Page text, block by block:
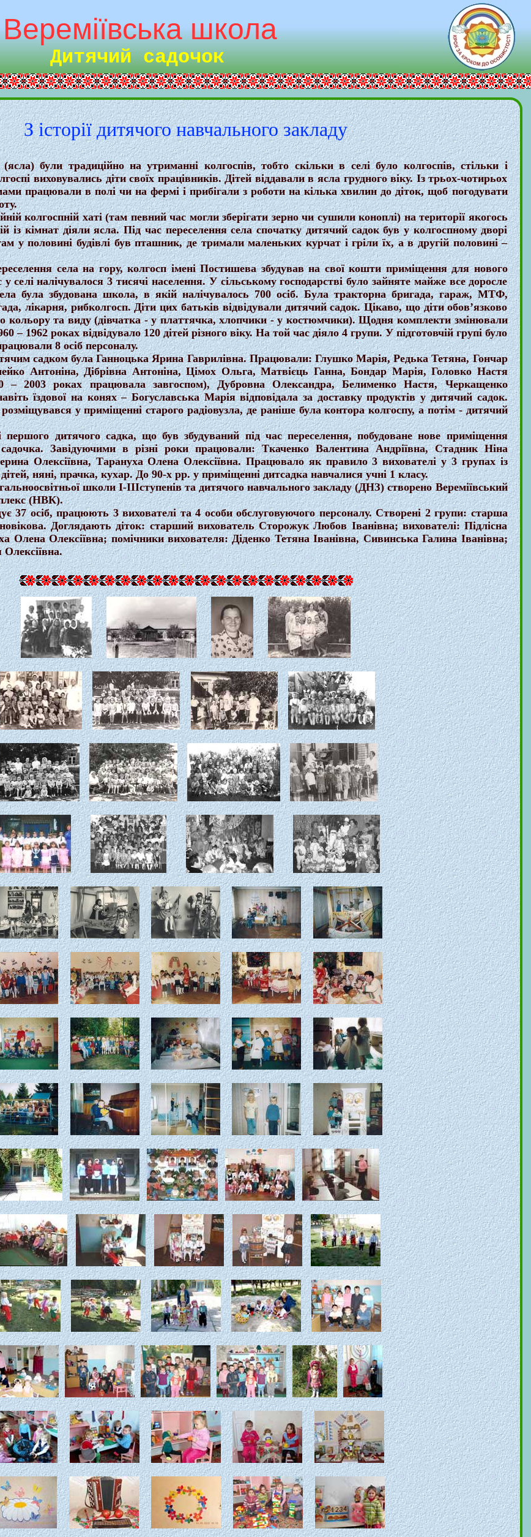
школа
Дитячий садочок
З історії дитячого навчального закладу
були традиційно на утриманні колгоспів, тобто скільки в селі було колгоспів, стільки і
виховувались діти своїх працівників. Дітей віддавали в ясла грудного віку. Із трьох-чотирьох
працювали в полі чи на фермі і прибігали з роботи на кілька хвилин до діток, щоб погодувати
колгоспній хаті (там певний час могли зберігати зерно чи сушили коноплі) на території якогось
із кімнат діяли ясла. Під час переселення села спочатку дитячий садок був у колгоспному дворі
у половині будівлі був пташник, де тримали маленьких курчат і гріли їх, а в другій половині –
села на гору, колгосп імені Постишева збудував на свої кошти приміщення для нового
селі налічувалося 3 тисячі населення. У сільському господарстві було зайняте майже все доросле
була збудована школа, в якій налічувалось 700 осіб. Була тракторна бригада, гараж, МТФ,
лікарня, рибколгосп. Діти цих батьків відвідували дитячий садок. Цікаво, що діти обов’язково
кольору та виду (дівчатка - у платтячка, хлопчики - у костюмчики). Щодня комплекти змінювали
– 1962 роках відвідувало 120 дітей різного віку. На той час діяло 4 групи. У підготовчій групі було
8 осіб персоналу.
садком була Ганноцька Ярина Гаврилівна. Працювали: Глушко Марія, Редька Тетяна, Гончар
Антоніна, Дібрівна Антоніна, Цімох Ольга, Матвієць Ганна, Бондар Марія, Головко Настя
– 2003 роках працювала завгоспом), Дубровна Олександра, Белименко Настя, Черкащенко
їздової на конях – Богуславська Марія відповідала за доставку продуктів у дитячий садок.
у приміщенні старого радіовузла, де раніше була контора колгоспу, а потім - дитячий
дитячого садка, що був збудуваний під час переселення, побудоване нове приміщення
садочка. Завідуючими в різні роки працювали: Ткаченко Валентина Андріївна, Стадник Ніна
Олексіївна, Тарануха Олена Олексіївна. Працювало як правило 3 вихователі у 3 групах із
няні, прачка, кухар. До 90-х рр. у приміщенні дитсадка навчалися учні 1 класу.
школи I-IIIступенів та дитячого навчального закладу (ДНЗ) створено Вереміївський
(НВК).
осіб, працюють 3 вихователі та 4 особи обслуговуючого персоналу. Створені 2 групи: старша
Доглядають діток: старший вихователь Сторожук Любов Іванівна; вихователі: Підлісна
Олена Олексіївна; помічники вихователя: Діденко Тетяна Іванівна, Сивинська Галина Іванівна;